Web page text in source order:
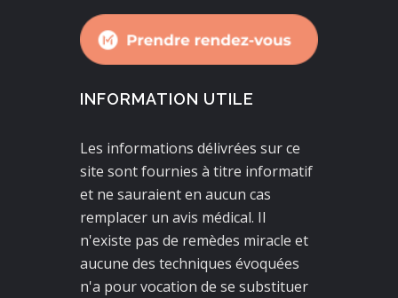
INFORMATION UTILE
Les informations délivrées sur ce
site sont fournies à titre informatif
et ne sauraient en aucun cas
remplacer un avis médical. Il
n'existe pas de remèdes miracle et
aucune des techniques évoquées
n'a pour vocation de se substituer